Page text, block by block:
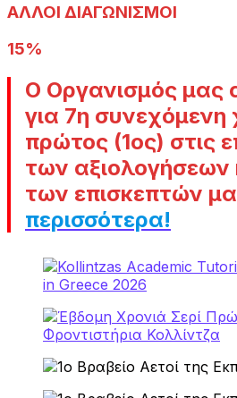
ΑΛΛΟΙ ΔΙΑΓΩΝΙΣΜΟΙ
15%
Ο Οργανισμός μας
για 7η συνεχόμενη
πρώτος (1ος) στις
των αξιολογήσεων
των επισκεπτών
περισσότερα!